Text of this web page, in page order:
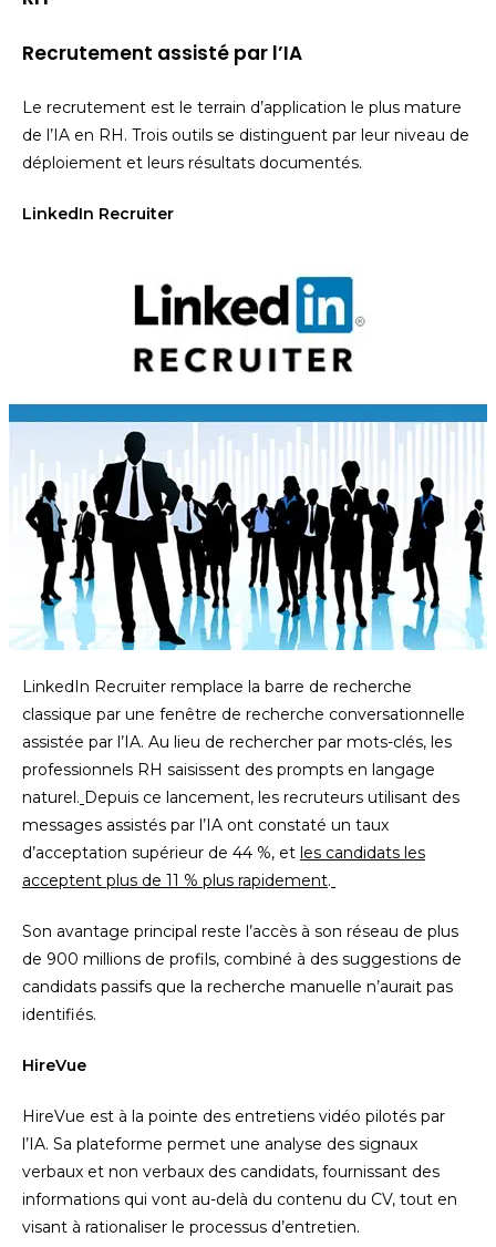
Recrutement assisté par l’IA
Le recrutement est le terrain d’application le plus mature
de l’IA en RH. Trois outils se distinguent par leur niveau de
déploiement et leurs résultats documentés.
LinkedIn Recruiter
LinkedIn Recruiter remplace la barre de recherche
classique par une fenêtre de recherche conversationnelle
assistée par l’IA. Au lieu de rechercher par mots-clés, les
professionnels RH saisissent des prompts en langage
naturel. Depuis ce lancement, les recruteurs utilisant des
messages assistés par l’IA ont constaté un taux
d’acceptation supérieur de 44 %, et les candidats les
acceptent plus de 11 % plus rapidement.
Son avantage principal reste l’accès à son réseau de plus
de 900 millions de profils, combiné à des suggestions de
candidats passifs que la recherche manuelle n’aurait pas
identifiés.
HireVue
HireVue est à la pointe des entretiens vidéo pilotés par
l’IA. Sa plateforme permet une analyse des signaux
verbaux et non verbaux des candidats, fournissant des
informations qui vont au-delà du contenu du CV, tout en
visant à rationaliser le processus d’entretien.